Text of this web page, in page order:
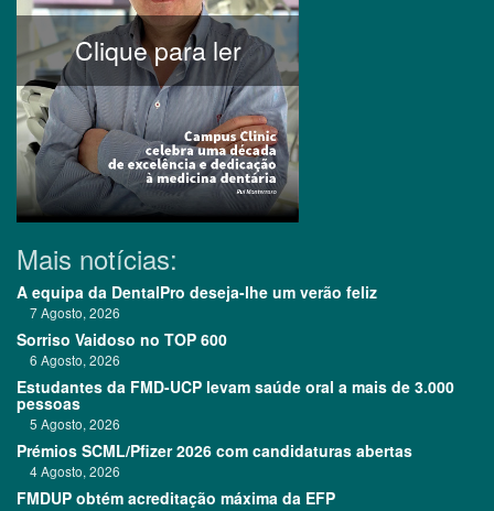
Clique para ler
Mais notícias:
A equipa da DentalPro deseja-lhe um verão feliz
7 Agosto, 2026
Sorriso Vaidoso no TOP 600
6 Agosto, 2026
Estudantes da FMD-UCP levam saúde oral a mais de 3.000
pessoas
5 Agosto, 2026
Prémios SCML/Pfizer 2026 com candidaturas abertas
4 Agosto, 2026
FMDUP obtém acreditação máxima da EFP